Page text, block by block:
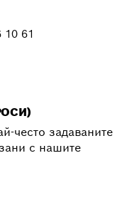
10 61
често задаваните
с нашите